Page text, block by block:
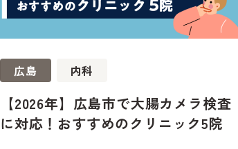
広島 内科
【2026年】広島市で大腸カメラ検査
に対応！おすすめのクリニック5院